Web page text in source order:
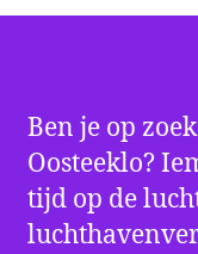
Ben je op
Oosteeklo?
tijd op de